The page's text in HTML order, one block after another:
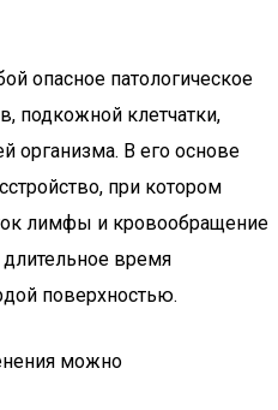
опасное патологическое
подкожной клетчатки,
организма. В его основе
при котором
лимфы и кровообращение
длительное время
поверхностью.
можно